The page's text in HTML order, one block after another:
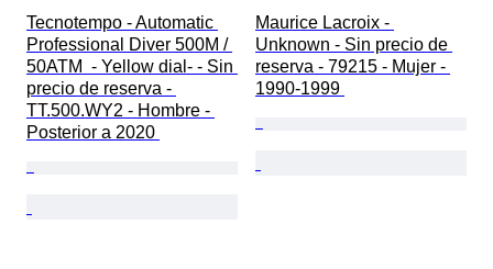
Tecnotempo - Automatic
Professional Diver 500M /
50ATM  - Yellow dial- - Sin
precio de reserva -
TT.500.WY2 - Hombre -
Posterior a 2020
Maurice Lacroix -
Unknown - Sin precio de
reserva - 79215 - Mujer -
1990-1999